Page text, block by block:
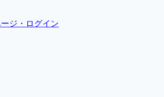
ジ・ログイン